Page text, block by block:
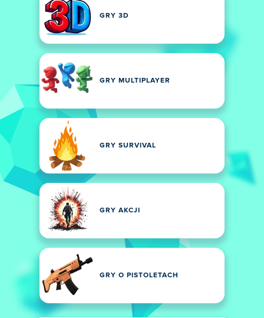
GRY 3D
GRY MULTIPLAYER
GRY SURVIVAL
GRY AKCJI
GRY O PISTOLETACH